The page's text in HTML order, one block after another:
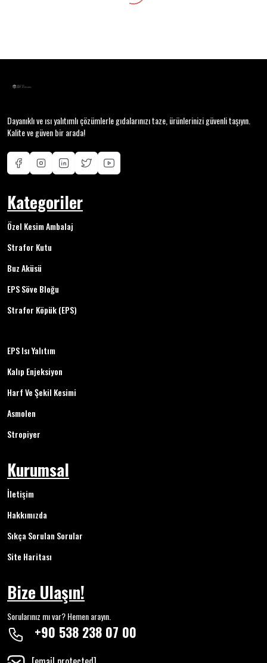
Dayanıklı ve ısı yalıtımlı çözümlerle gıdalarınızı taze, ürünlerinizi güvenli taşıyın.
Kalite ve güven bir arada!
Kategoriler
Özel Kesim Ambalaj
Strafor Kutu
Buz Aküsü
EPS Söve Bloğu
Strafor Köpük (EPS)
EPS Isı Yalıtım
Kalıp Enjeksiyon
Harf Ve Şekil Kesimi
Asmolen
Stropiyer
Kurumsal
İletişim
Hakkımızda
Sıkça Sorulan Sorular
Site Haritası
Bize Ulaşın!
Sorularınız mı var? Hemen arayın.
+90 538 238 07 00